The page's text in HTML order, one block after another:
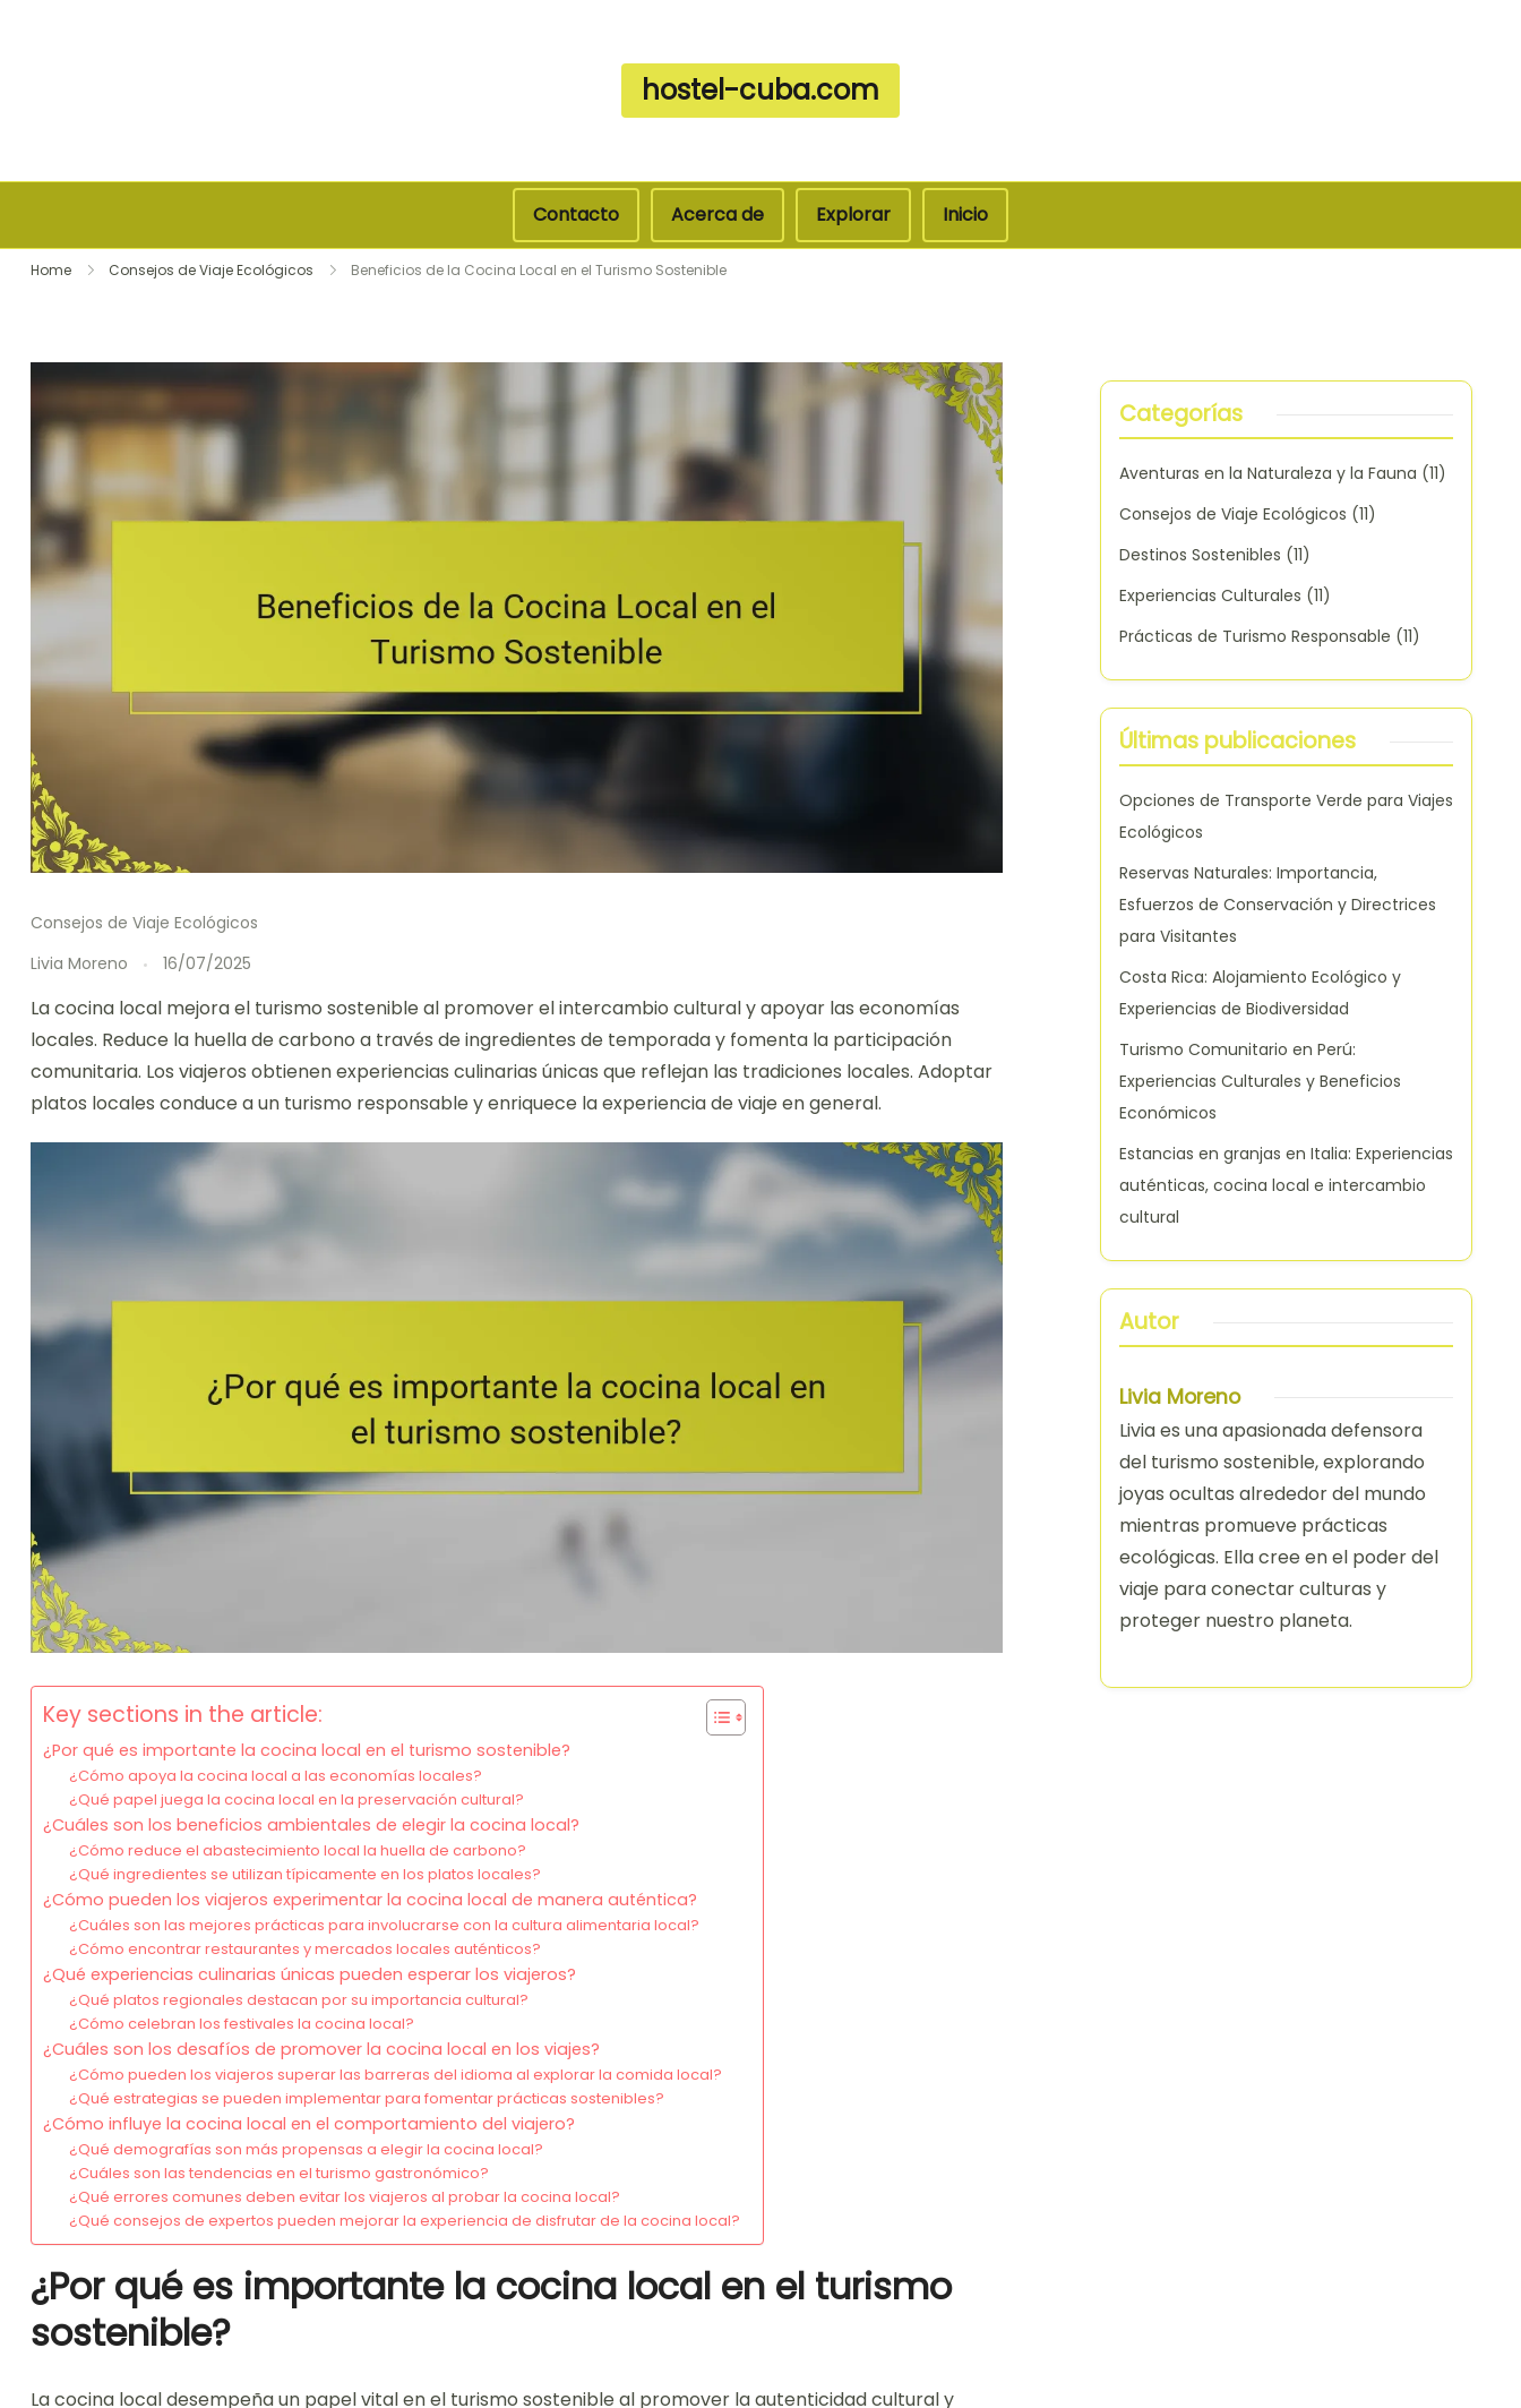
hostel-cuba.com
Contacto Acerca de Explorar
Inicio
Skip to content
Home Consejos de Viaje Ecológicos Beneficios de la Cocina Local en el Turismo Sostenible
Consejos de Viaje Ecológicos
Livia Moreno
16/07/2025
La cocina local mejora el turismo sostenible al promover el intercambio cultural y apoyar las economías
locales. Reduce la huella de carbono a través de ingredientes de temporada y fomenta la participación
comunitaria. Los viajeros obtienen experiencias culinarias únicas que reflejan las tradiciones locales. Adoptar
platos locales conduce a un turismo responsable y enriquece la experiencia de viaje en general.
Key sections in the article:
¿Por qué es importante la cocina local en el turismo sostenible?
¿Cómo apoya la cocina local a las economías locales?
¿Qué papel juega la cocina local en la preservación cultural?
¿Cuáles son los beneficios ambientales de elegir la cocina local?
¿Cómo reduce el abastecimiento local la huella de carbono?
¿Qué ingredientes se utilizan típicamente en los platos locales?
¿Cómo pueden los viajeros experimentar la cocina local de manera auténtica?
¿Cuáles son las mejores prácticas para involucrarse con la cultura alimentaria local?
¿Cómo encontrar restaurantes y mercados locales auténticos?
¿Qué experiencias culinarias únicas pueden esperar los viajeros?
¿Qué platos regionales destacan por su importancia cultural?
¿Cómo celebran los festivales la cocina local?
¿Cuáles son los desafíos de promover la cocina local en los viajes?
¿Cómo pueden los viajeros superar las barreras del idioma al explorar la comida local?
¿Qué estrategias se pueden implementar para fomentar prácticas sostenibles?
¿Cómo influye la cocina local en el comportamiento del viajero?
¿Qué demografías son más propensas a elegir la cocina local?
¿Cuáles son las tendencias en el turismo gastronómico?
¿Qué errores comunes deben evitar los viajeros al probar la cocina local?
¿Qué consejos de expertos pueden mejorar la experiencia de disfrutar de la cocina local?
¿Por qué es importante la cocina local en el turismo
sostenible?
La cocina local desempeña un papel vital en el turismo sostenible al promover la autenticidad cultural y
Categorías
Aventuras en la Naturaleza y la Fauna (11)
Consejos de Viaje Ecológicos (11)
Destinos Sostenibles (11)
Experiencias Culturales (11)
Prácticas de Turismo Responsable (11)
Últimas publicaciones
Opciones de Transporte Verde para Viajes
Ecológicos
Reservas Naturales: Importancia,
Esfuerzos de Conservación y Directrices
para Visitantes
Costa Rica: Alojamiento Ecológico y
Experiencias de Biodiversidad
Turismo Comunitario en Perú:
Experiencias Culturales y Beneficios
Económicos
Estancias en granjas en Italia: Experiencias
auténticas, cocina local e intercambio
cultural
Autor
Livia Moreno
Livia es una apasionada defensora
del turismo sostenible, explorando
joyas ocultas alrededor del mundo
mientras promueve prácticas
ecológicas. Ella cree en el poder del
viaje para conectar culturas y
proteger nuestro planeta.